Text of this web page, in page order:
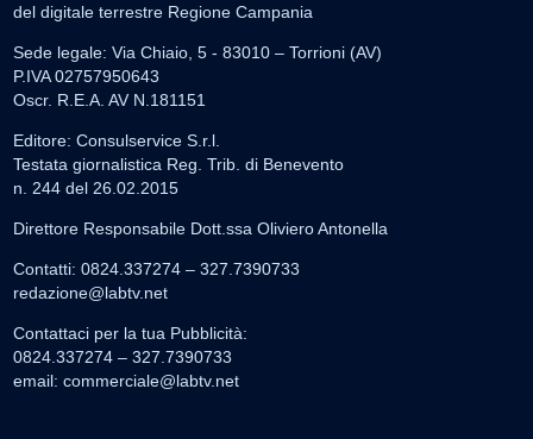
del digitale terrestre Regione Campania
Sede legale: Via Chiaio, 5 - 83010 – Torrioni (AV)
P.IVA 02757950643
Oscr. R.E.A. AV N.181151
Editore: Consulservice S.r.l.
Testata giornalistica Reg. Trib. di Benevento
n. 244 del 26.02.2015
Direttore Responsabile Dott.ssa Oliviero Antonella
Contatti: 0824.337274 – 327.7390733
redazione@labtv.net
Contattaci per la tua Pubblicità:
0824.337274 – 327.7390733
email: commerciale@labtv.net